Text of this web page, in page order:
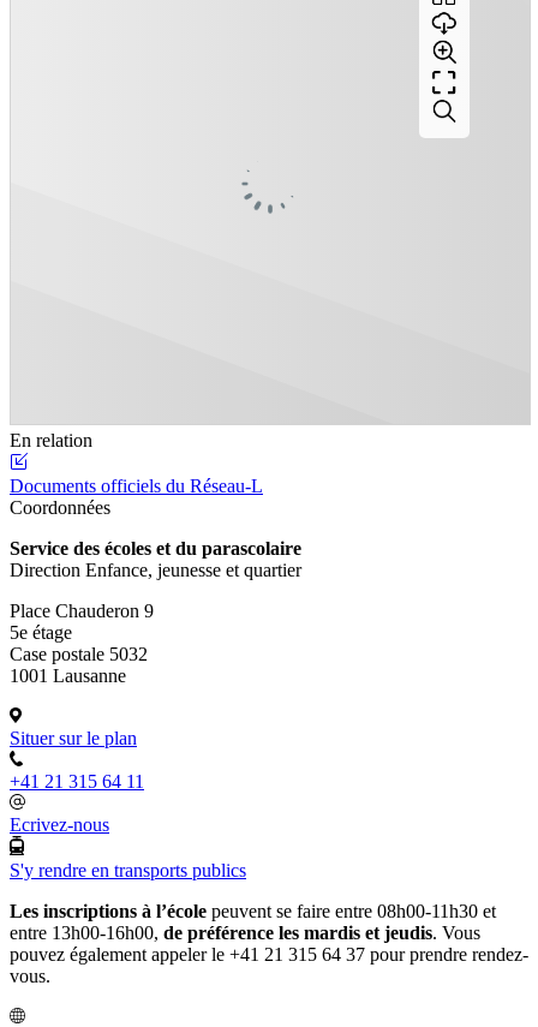
En relation
Documents officiels du Réseau-L
Coordonnées
Service des écoles et du parascolaire
Direction Enfance, jeunesse et quartier
Place Chauderon 9
5e étage
Case postale 5032
1001 Lausanne
Situer sur le plan
+41 21 315 64 11
Ecrivez-nous
S'y rendre en transports publics
Les inscriptions à l’école peuvent se faire entre 08h00-11h30 et
entre 13h00-16h00, de préférence les mardis et jeudis. Vous
pouvez également appeler le +41 21 315 64 37 pour prendre rendez-
vous.